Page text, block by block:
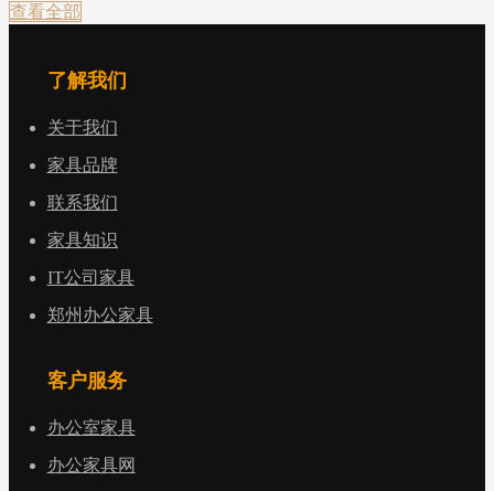
查看全部
了解我们
关于我们
家具品牌
联系我们
家具知识
IT公司家具
郑州办公家具
客户服务
办公室家具
办公家具网